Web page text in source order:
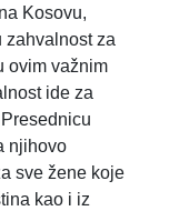
Kosovu,
zahvalnost za
ovim važnim
ide za
njihovo
sve žene koje
kao i iz